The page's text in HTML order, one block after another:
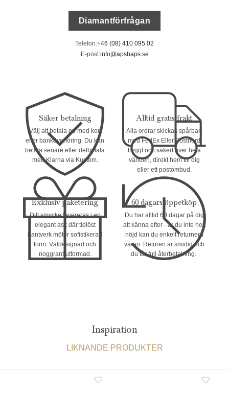
Diamantförfrågan
Telefon:+46 (08) 410 095 02
E-post:info@apshaps.se
Säker betalning
Välj att betala nu med kort
eller banköverföring. Du kan
betala senare eller delbetala
med Klarna via Kustom.
Alltid gratis frakt
Alla ordrar skickas spårbart
med FedEx Eller Postnord
tryggt och säkert över hela
världen, direkt hem till dig
eller ett postombud.
Exklusiv paketering
Ditt smycke levereras i en
elegant ask där tidlöst
hantverk möter sofistikerad
form. Väldesignad och
noggrant utformad.
60 dagars öppetköp
Du har alltid 60 dagar på dig
att känna efter - är du inte helt
nöjd kan du enkelt returnera
varan. Returen är smidig och
du får full återbetalning.
Inspiration
LIKNANDE PRODUKTER